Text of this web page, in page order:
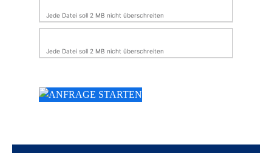
Jede Datei soll 2 MB nicht überschreiten
Jede Datei soll 2 MB nicht überschreiten